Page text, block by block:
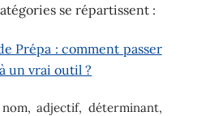
se répartissent :
Prépa : comment passer
un vrai outil ?
adjectif, déterminant,